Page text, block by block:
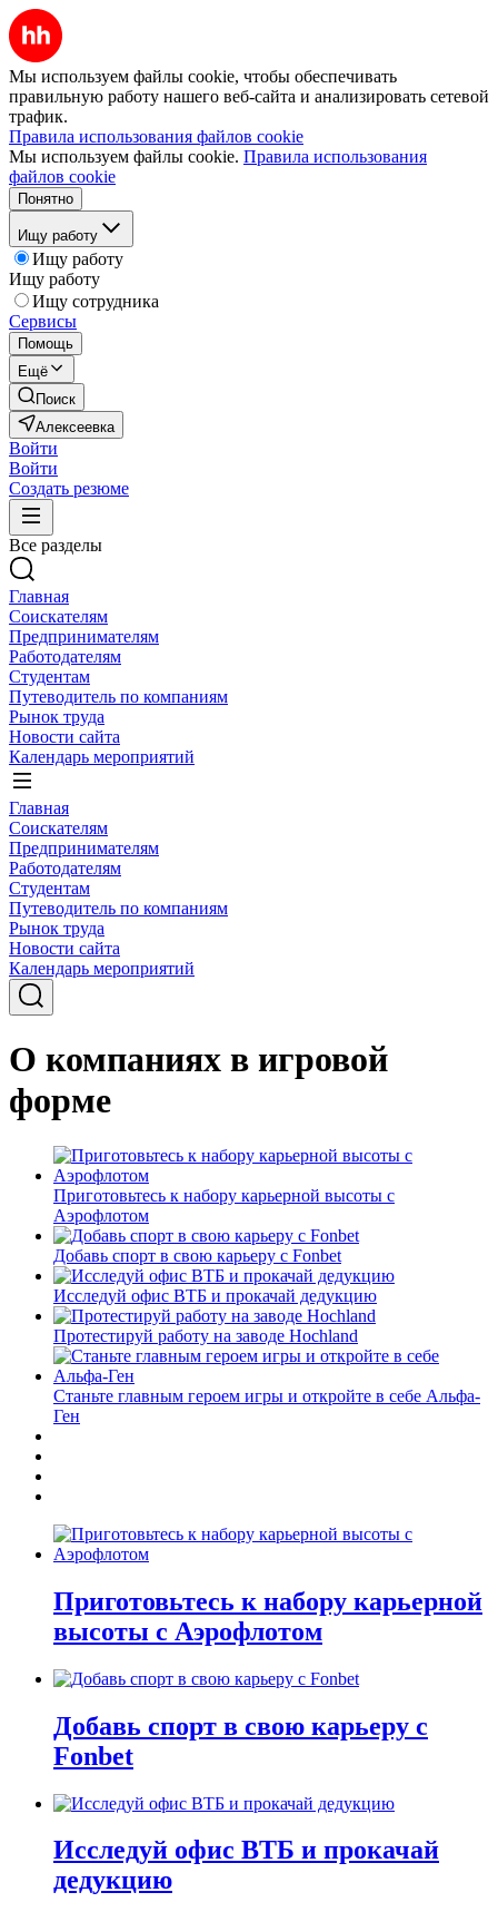
Мы используем файлы cookie, чтобы обеспечивать
правильную работу нашего веб-сайта и анализировать сетевой
трафик.
Правила использования файлов cookie
Мы используем файлы cookie. Правила использования
файлов cookie
Понятно
Ищу работу
Ищу работу
Ищу работу
Ищу сотрудника
Сервисы
Помощь
Ещё
Поиск
Алексеевка
Войти
Войти
Создать резюме
Все разделы
Главная
Соискателям
Предпринимателям
Работодателям
Студентам
Путеводитель по компаниям
Рынок труда
Новости сайта
Календарь мероприятий
Главная
Соискателям
Предпринимателям
Работодателям
Студентам
Путеводитель по компаниям
Рынок труда
Новости сайта
Календарь мероприятий
О компаниях в игровой
форме
Приготовьтесь к набору карьерной высоты с
Аэрофлотом
Добавь спорт в свою карьеру с Fonbet
Исследуй офис ВТБ и прокачай дедукцию
Протестируй работу на заводе Hochland
Станьте главным героем игры и откройте в себе Альфа-
Ген
Приготовьтесь к набору карьерной
высоты с Аэрофлотом
Добавь спорт в свою карьеру с
Fonbet
Исследуй офис ВТБ и прокачай
дедукцию